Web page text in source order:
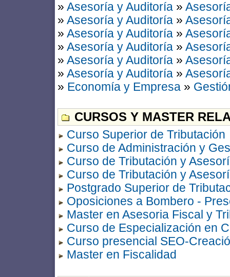
» Asesoría y Auditoría »
» Asesoría y Auditoría »
» Asesoría y Auditoría »
» Asesoría y Auditoría »
» Asesoría y Auditoría »
» Asesoría y Auditoría »
» Economía y Empresa »
CURSOS Y MASTER
Curso Superior de Tributación
Curso de Administración y
Curso de Tributación y
Curso de Tributación y
Postgrado Superior de
Oposiciones a Bombero -
Master en Asesoria Fiscal y
Curso de Especialización en
Curso presencial SEO-
Master en Fiscalidad